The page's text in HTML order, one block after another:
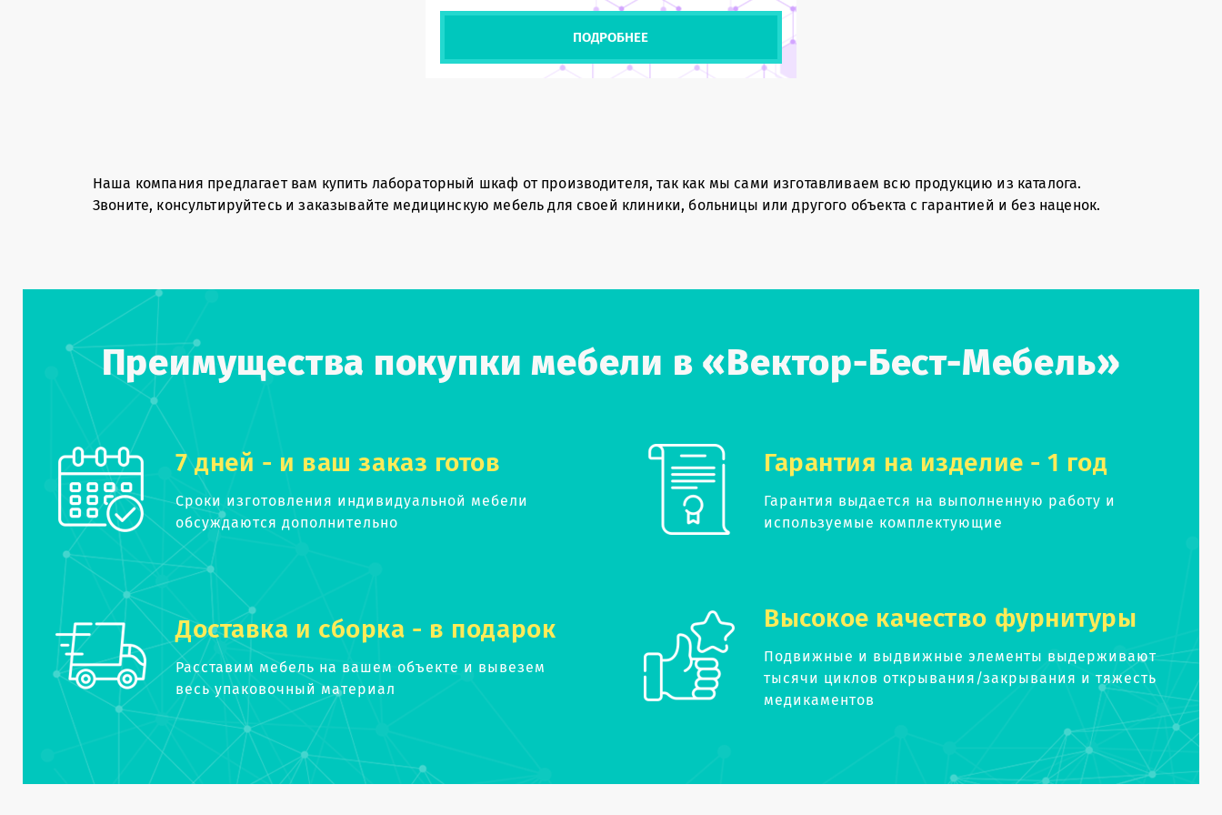
ПОДРОБНЕЕ
Наша компания предлагает вам купить лабораторный шкаф от производителя, так как мы сами изготавливаем всю продукцию из каталога.
Звоните, консультируйтесь и заказывайте медицинскую мебель для своей клиники, больницы или другого объекта с гарантией и без наценок.
Преимущества покупки мебели в «Вектор-Бест-Мебель»
7 дней - и ваш заказ готов
Сроки изготовления индивидуальной мебели
обсуждаются дополнительно
Гарантия на изделие - 1 год
Гарантия выдается на выполненную работу и
используемые комплектующие
Доставка и сборка - в подарок
Расставим мебель на вашем объекте и вывезем
весь упаковочный материал
Высокое качество фурнитуры
Подвижные и выдвижные элементы выдерживают
тысячи циклов открывания/закрывания и тяжесть
медикаментов